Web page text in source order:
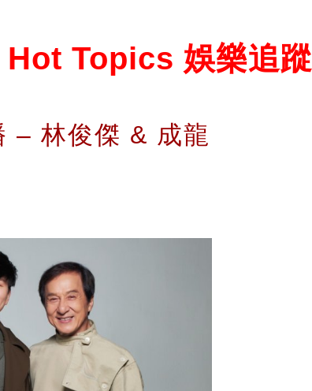
Hot Topics 娛樂追蹤
– 林俊傑 & 成龍